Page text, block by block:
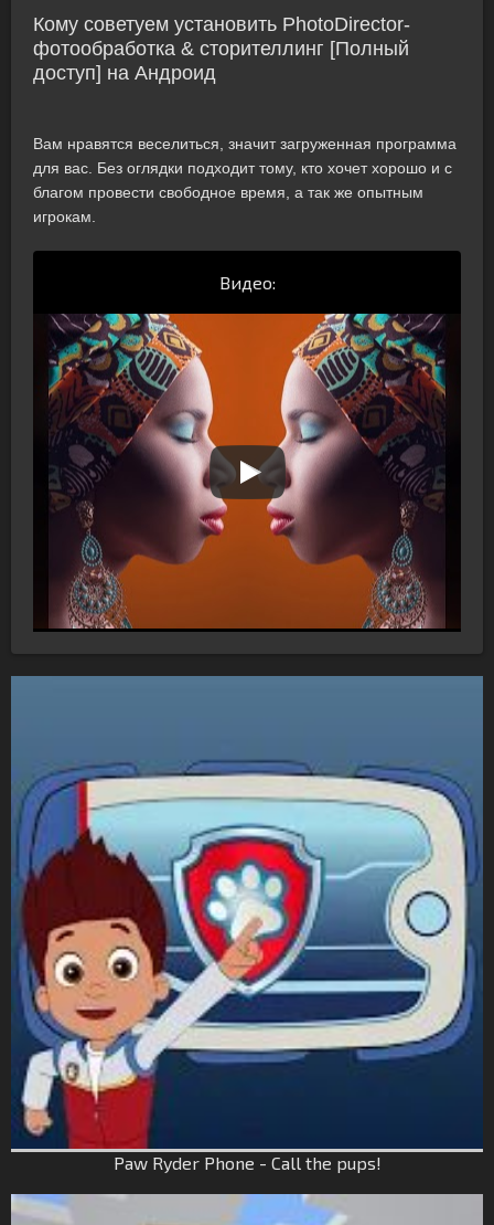
Кому советуем установить PhotoDirector-
фотообработка & сторителлинг [Полный
доступ] на Андроид
Вам нравятся веселиться, значит загруженная программа
для вас. Без оглядки подходит тому, кто хочет хорошо и с
благом провести свободное время, а так же опытным
игрокам.
Видео:
Paw Ryder Phone - Call the pups!